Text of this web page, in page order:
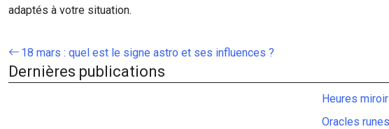
adaptés à votre situation.
18 mars : quel est le signe astro et ses influences ?
Dernières publications
Heures
Oracles